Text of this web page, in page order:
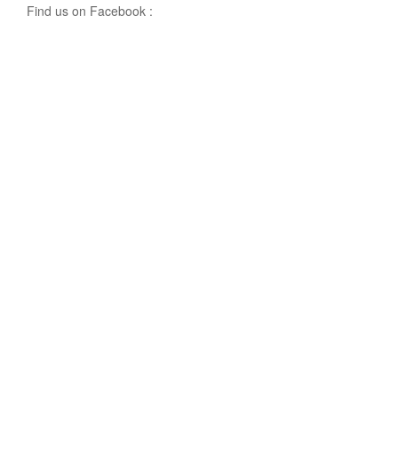
Find us on Facebook :